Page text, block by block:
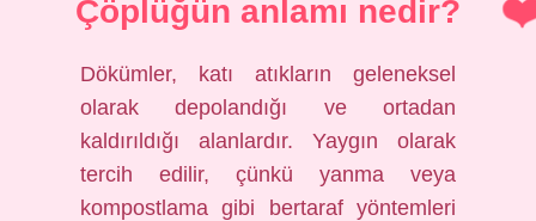
Çöplüğün anlamı nedir?
Dökümler, katı atıkların geleneksel
olarak depolandığı ve ortadan
kaldırıldığı alanlardır. Yaygın olarak
tercih edilir, çünkü yanma veya
kompostlama gibi bertaraf yöntemleri